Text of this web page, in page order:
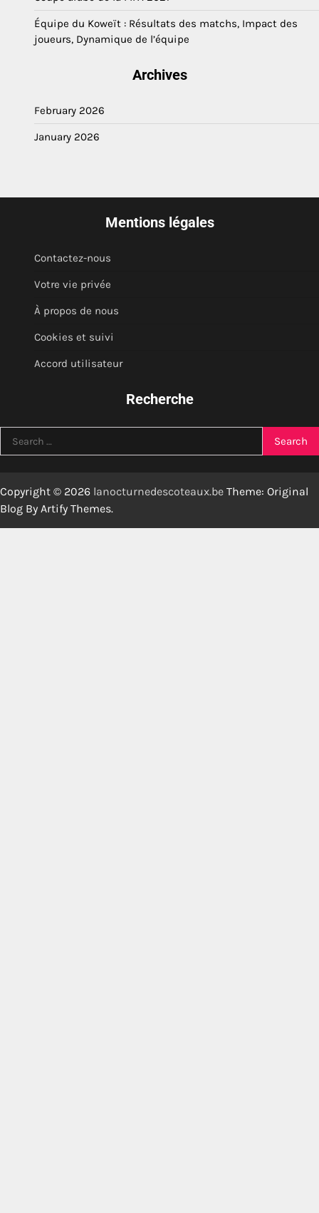
Équipe du Koweït : Résultats des matchs, Impact des
joueurs, Dynamique de l’équipe
Archives
February 2026
January 2026
Mentions légales
Contactez-nous
Votre vie privée
À propos de nous
Cookies et suivi
Accord utilisateur
Recherche
for:
Copyright © 2026 lanocturnedescoteaux.be Theme: Original
Blog By Artify Themes.